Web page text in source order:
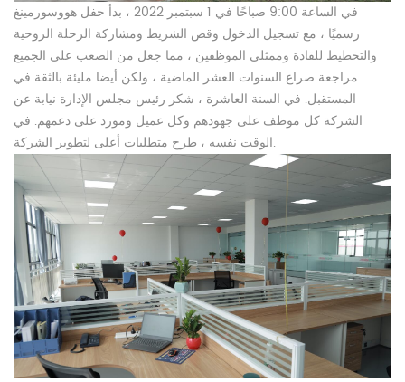
في الساعة 9:00 صباحًا في 1 سبتمبر 2022 ، بدأ حفل هووسورمينغ
رسميًا ، مع تسجيل الدخول وقص الشريط ومشاركة الرحلة الروحية
والتخطيط للقادة وممثلي الموظفين ، مما جعل من الصعب على الجميع
مراجعة صراع السنوات العشر الماضية ، ولكن أيضا مليئة بالثقة في
المستقبل. في السنة العاشرة ، شكر رئيس مجلس الإدارة نيابة عن
الشركة كل موظف على جهودهم وكل عميل ومورد على دعمهم. في
الوقت نفسه ، طرح متطلبات أعلى لتطوير الشركة.